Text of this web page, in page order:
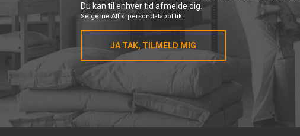
Du kan til enhver tid afmelde dig.
Se gerne Alfix' persondatapolitik.
JA TAK, TILMELD MIG